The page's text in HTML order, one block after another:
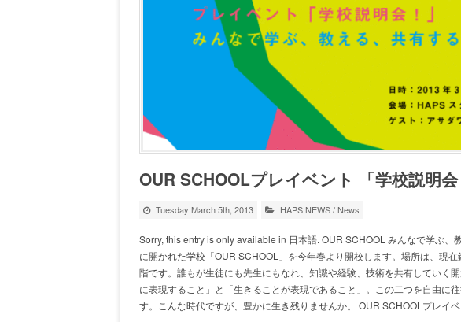
OUR SCHOOLプレイベント 「学校説明会
Tuesday March 5th, 2013 HAPS NEWS/News
Sorry, this entry is only available in 日本語. OUR SCHOOL みんなで学ぶ、
に開かれた学校「OUR SCHOOL」を今年春より開校します。場所は、現
階です。誰もが生徒にも先生にもなれ、知識や経験、技術を共有していく
に表現すること」と「生きることが表現であること」。この二つを自由に
す。こんな時代ですが、豊かに生き残りませんか。 OUR SCHOOLプレイベ